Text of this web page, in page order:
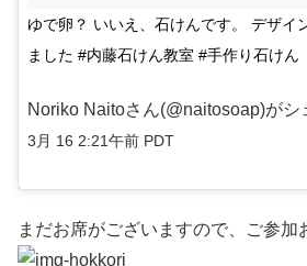
ゆで卵？ いいえ、石けんです。 デザイ
ました #内藤石けん教室 #手作り石けん
Noriko Naitoさん(@naitosoap)がシ
3月 16 2:21午前 PDT
まだお席がございますので、ご参